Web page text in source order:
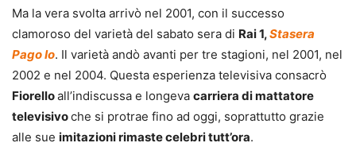
Ma la vera svolta arrivò nel 2001, con il successo
clamoroso del varietà del sabato sera di Rai 1,Stasera
Pago Io. Il varietà andò avanti per tre stagioni, nel 2001, nel
2002 e nel 2004. Questa esperienza televisiva consacrò
Fiorelloall’indiscussa e longeva carriera di mattatore
televisivoche si protrae fino ad oggi, soprattutto grazie
alle sue imitazioni rimaste celebri tutt’ora.